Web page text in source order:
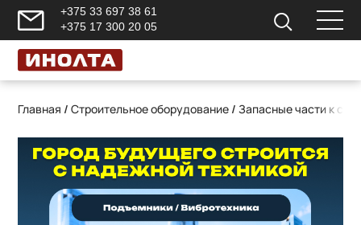
+375 33 697 38 61
+375 17 300 20 05
Главная /Строительное оборудование /Запасные части к